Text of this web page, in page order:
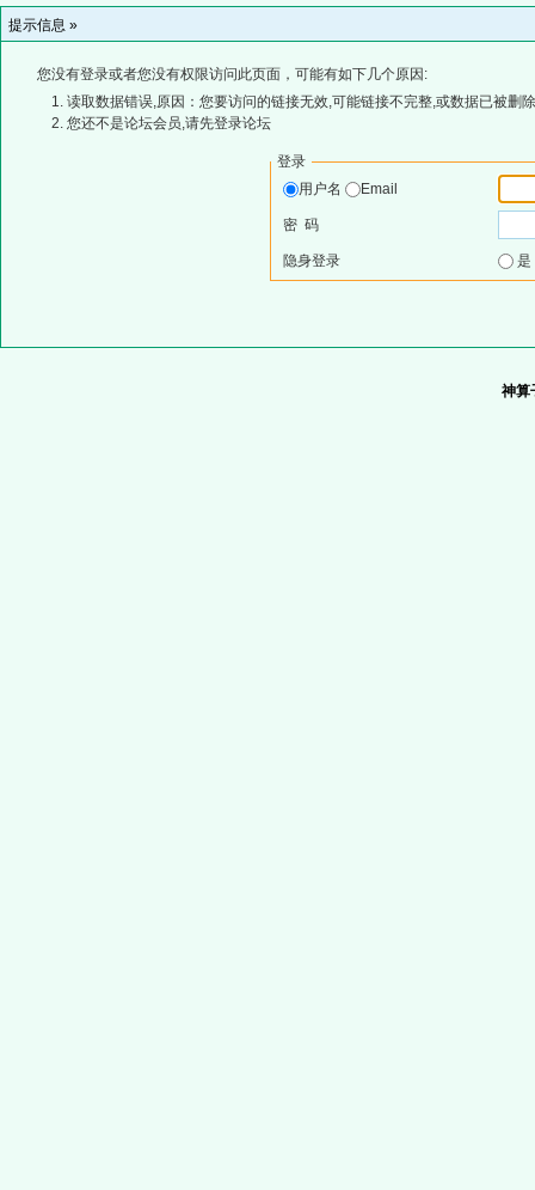
提示信息 »
您没有登录或者您没有权限访问此页面，可能有如下几个原因:
读取数据错误,原因：您要访问的链接无效,可能链接不完整,或数据已被删
您还不是论坛会员,请先登录论坛
登录
用户名
Email
密 码
隐身登录
神算